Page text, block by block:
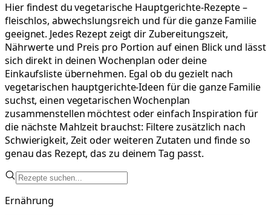
Hier findest du vegetarische Hauptgerichte-Rezepte –
fleischlos, abwechslungsreich und für die ganze Familie
geeignet. Jedes Rezept zeigt dir Zubereitungszeit,
Nährwerte und Preis pro Portion auf einen Blick und lässt
sich direkt in deinen Wochenplan oder deine
Einkaufsliste übernehmen. Egal ob du gezielt nach
vegetarischen hauptgerichte-Ideen für die ganze Familie
suchst, einen vegetarischen Wochenplan
zusammenstellen möchtest oder einfach Inspiration für
die nächste Mahlzeit brauchst: Filtere zusätzlich nach
Schwierigkeit, Zeit oder weiteren Zutaten und finde so
genau das Rezept, das zu deinem Tag passt.
Ernährung